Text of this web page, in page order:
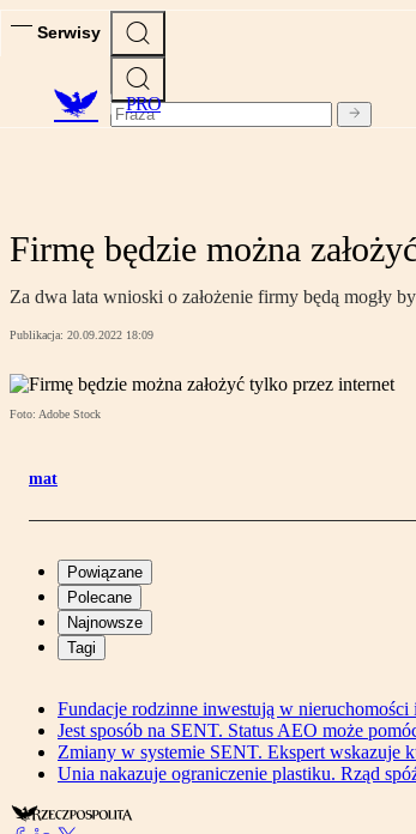
Serwisy
PRO
Firmę będzie można
Za dwa lata wnioski o założenie firmy będą mogły
Publikacja: 20.09.2022 18:09
Foto: Adobe Stock
mat
Powiązane
Polecane
Najnowsze
Tagi
Fundacje rodzinne inwestują w
Jest sposób na SENT. Status AEO może
Zmiany w systemie SENT. Ekspert wskazuje
Unia nakazuje ograniczenie plastiku. Rząd